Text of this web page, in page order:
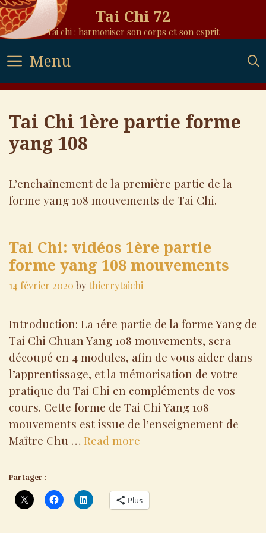
Skip
to
content
Tai Chi 72
Tai chi : harmoniser son corps et son esprit
Menu
Tai Chi 1ère partie forme
yang 108
L’enchaînement de la première partie de la
forme yang 108 mouvements de Tai Chi.
Tai Chi: vidéos 1ère partie
forme yang 108 mouvements
14 février 2020 bythierrytaichi
Introduction: La 1ére partie de la forme Yang de
Tai Chi Chuan Yang 108 mouvements, sera
découpé en 4 modules, afin de vous aider dans
l’apprentissage, et la mémorisation de votre
pratique du Tai Chi en compléments de vos
cours. Cette forme de Tai Chi Yang 108
mouvements est issue de l’enseignement de
Maître Chu … Read more
1ère
partie
Partager :
Plus